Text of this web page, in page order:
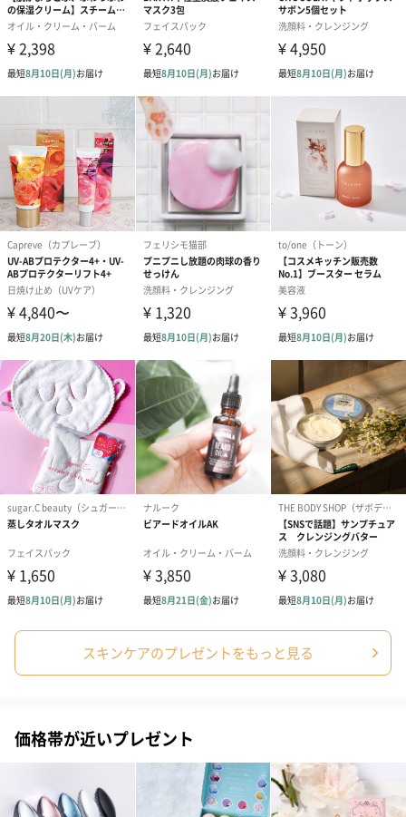
ます。
自然由来成分やオーガニックな成分を取り入れたながら、
肌へしっかりと働きかける成分も厳選しており、心地よくお使い
いただける製品の数々は、
大切な人へのプレゼントに、自分へのご褒美におすすめです。
【ICOR】が細部までこだわって開発した「Sakeフェイシャルトナ
ー」、いかがでしょうか？
【ICOR】（イコ）「FROM HOKKAIDO」
【ICOR】というブランドネームは
地球、自然、水、あなた、すべてかけがえのない宝物。
それらの美しさに感謝し、魅力を引き出し、育み、輝かせる。
それが【ICOR】の原点です。
わたしたちは、この世界を創造する、
美しい自然の輝きとともに
ホリスティックな肌と身体と心のケアをかなえます。
北海道の美しい水とあわせる成分を探し、たどり着いたのは、
それらひとつひとつが持つ本来の魅力を引き出すことを大切に、
わたしたちの身体にも、恵みをもたらしてくれる大地にも、
優しい方法を選択した結果です。
また、北海道の工場で商品を製造することで原料の輸送距離を短
スキンケアのプレゼントをもっと見る
価格帯が近いプレゼント